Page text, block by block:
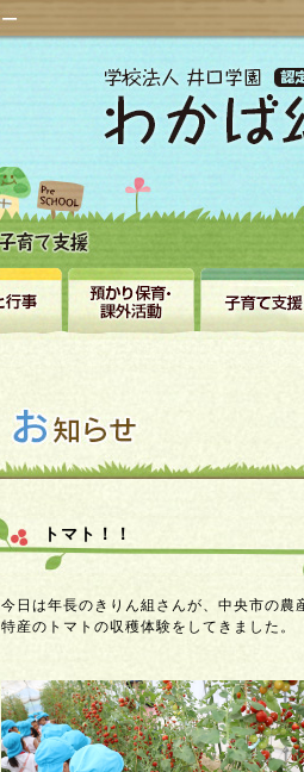
トマト！！
今日は年長のきりん組さんが、中央市の農
特産のトマトの収穫体験をしてきました。